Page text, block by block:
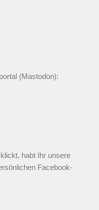
(Mastodon):
habt Ihr unsere
Facebook-